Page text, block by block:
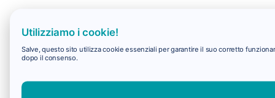
Utilizziamo i cookie!
Salve, questo sito utilizza cookie essenziali per garantire il suo corretto
dopo il consenso.